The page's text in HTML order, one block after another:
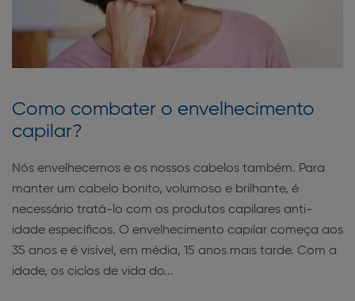
Como combater o envelhecimento
capilar?
Nós envelhecemos e os nossos cabelos também. Para
manter um cabelo bonito, volumoso e brilhante, é
necessário tratá-lo com os produtos capilares anti-
idade específicos. O envelhecimento capilar começa aos
35 anos e é visível, em média, 15 anos mais tarde. Com a
idade, os ciclos de vida do...